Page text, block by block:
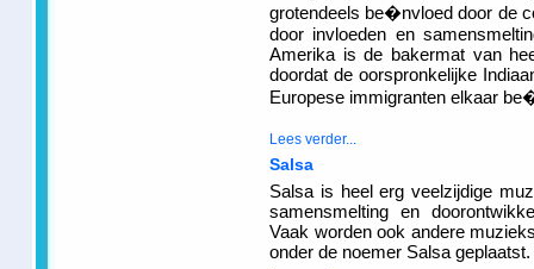
grotendeels be�nvloed door de
door invloeden en
Amerika is de bakermat van
doordat de oorspronkelijke
Europese immigranten elkaar
Lees verder...
Salsa
Salsa is heel erg veelzijdige
samensmelting en
Vaak worden ook andere
onder de noemer Salsa geplaatst.